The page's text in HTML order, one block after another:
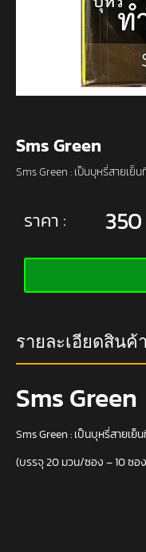
Sms Green
Sms Green : เป็นบุหรี่สายเ
ราคา : 350
รายละเอียดสินค้า
Sms Green
Sms Green : เป็นบุหรี่สายเ
(บรรจุ 20 มวน/ซอง – 10 ซ